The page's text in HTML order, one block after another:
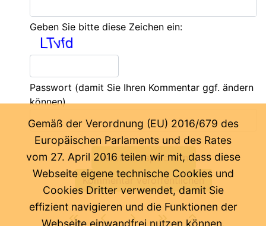
Geben Sie bitte diese Zeichen ein:
Passwort (damit Sie Ihren Kommentar ggf. ändern
können)
Gemäß der Verordnung (EU) 2016/679 des
Europäischen Parlaments und des Rates
vom 27. April 2016 teilen wir mit, dass diese
Webseite eigene technische Cookies und
Cookies Dritter verwendet, damit Sie
effizient navigieren und die Funktionen der